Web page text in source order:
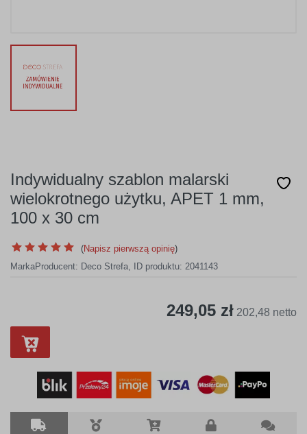
Indywidualny szablon malarski
wielokrotnego użytku, APET 1 mm,
100 x 30 cm
(Napisz pierwszą opinię)
MarkaProducent: Deco Strefa, ID produktu: 2041143
249,05 zł 202,48 netto